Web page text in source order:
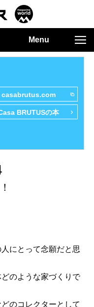
Menu
casabrutus.com
BRUTUSの本
にとって念願だと思
のような家づくりで
のコレクターとして